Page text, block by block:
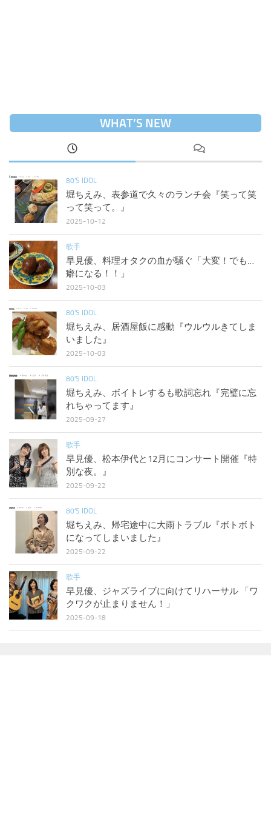
WHAT’S NEW
80'S IDOL
堀ちえみ、表参道で久々のランチ会『笑って笑
って笑って。』
2025-10-12
歌手
早見優、料理オタクの血が騒ぐ「大変！でも…
癖になる！！」
2025-10-03
80'S IDOL
堀ちえみ、居酒屋飯に感動『ウルウルきてしま
いました』
2025-10-03
80'S IDOL
堀ちえみ、ボイトレするも歌詞忘れ『完璧に忘
れちゃってます』
2025-09-27
歌手
早見優、松本伊代と12月にコンサート開催『特
別な夜。』
2025-09-22
80'S IDOL
堀ちえみ、帰宅途中に大雨トラブル『ボトボト
になってしまいました』
2025-09-22
歌手
早見優、ジャズライブに向けてリハーサル 「ワ
クワクが止まりません！」
2025-09-18